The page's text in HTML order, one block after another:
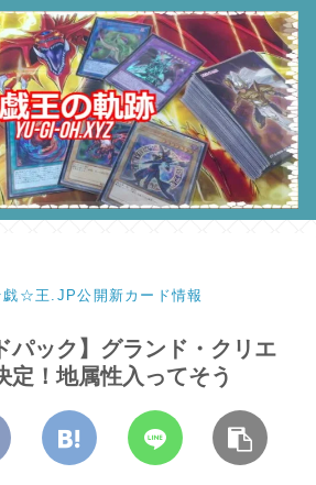
☆王.JP公開新カード情報
パック】グランド・クリエ
定！地属性入ってそう